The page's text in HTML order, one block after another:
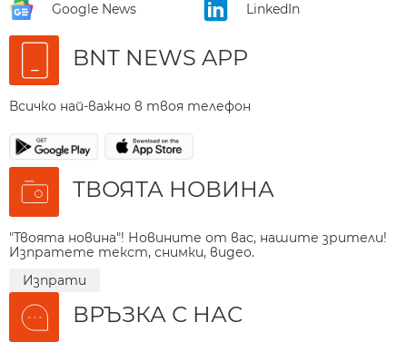
Google News LinkedIn
BNT NEWS APP
Всичко най-важно в твоя телефон
ТВОЯТА НОВИНА
"Твоята новина"! Новините от вас, нашите зрители!
Изпратете текст, снимки, видео.
Изпрати
ВРЪЗКА С НАС